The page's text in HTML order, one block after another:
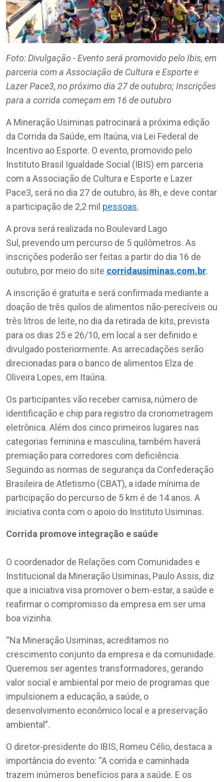
Foto: Divulgação - Evento será promovido pelo Ibis, em
parceria com a Associação de Cultura e Esporte e
Lazer Pace3, no próximo dia 27 de outubro; Inscrições
para a corrida começam em 16 de outubro
A Mineração Usiminas patrocinará a próxima edição
da Corrida da Saúde, em Itaúna, via Lei Federal de
Incentivo ao Esporte. O evento, promovido pelo
Instituto Brasil Igualdade Social (IBIS) em parceria
com a Associação de Cultura e Esporte e Lazer
Pace3, será no dia 27 de outubro, às 8h, e deve contar
a participação de 2,2 mil pessoas.
A prova será realizada no Boulevard Lago
Sul, prevendo um percurso de 5 quilômetros. As
inscrições poderão ser feitas a partir do dia 16 de
outubro, por meio do site corridausiminas.com.br.
A inscrição é gratuita e será confirmada mediante a
doação de três quilos de alimentos não-perecíveis ou
três litros de leite, no dia da retirada de kits, prevista
para os dias 25 e 26/10, em local a ser definido e
divulgado posteriormente. As arrecadações serão
direcionadas para o banco de alimentos Elza de
Oliveira Lopes, em Itaúna.
Os participantes vão receber camisa, número de
identificação e chip para registro da cronometragem
eletrônica. Além dos cinco primeiros lugares nas
categorias feminina e masculina, também haverá
premiação para corredores com deficiência.
Seguindo as normas de segurança da Confederação
Brasileira de Atletismo (CBAT), a idade mínima de
participação do percurso de 5 km é de 14 anos. A
iniciativa conta com o apoio do Instituto Usiminas.
Corrida promove integração e saúde
O coordenador de Relações com Comunidades e
Institucional da Mineração Usiminas, Paulo Assis, diz
que a iniciativa visa promover o bem-estar, a saúde e
reafirmar o compromisso da empresa em ser uma
boa vizinha.
“Na Mineração Usiminas, acreditamos no
crescimento conjunto da empresa e da comunidade.
Queremos ser agentes transformadores, gerando
valor social e ambiental por meio de programas que
impulsionem a educação, a saúde, o
desenvolvimento econômico local e a preservação
ambiental”.
O diretor-presidente do IBIS, Romeu Célio, destaca a
importância do evento: “A corrida e caminhada
trazem inúmeros benefícios para a saúde. E os